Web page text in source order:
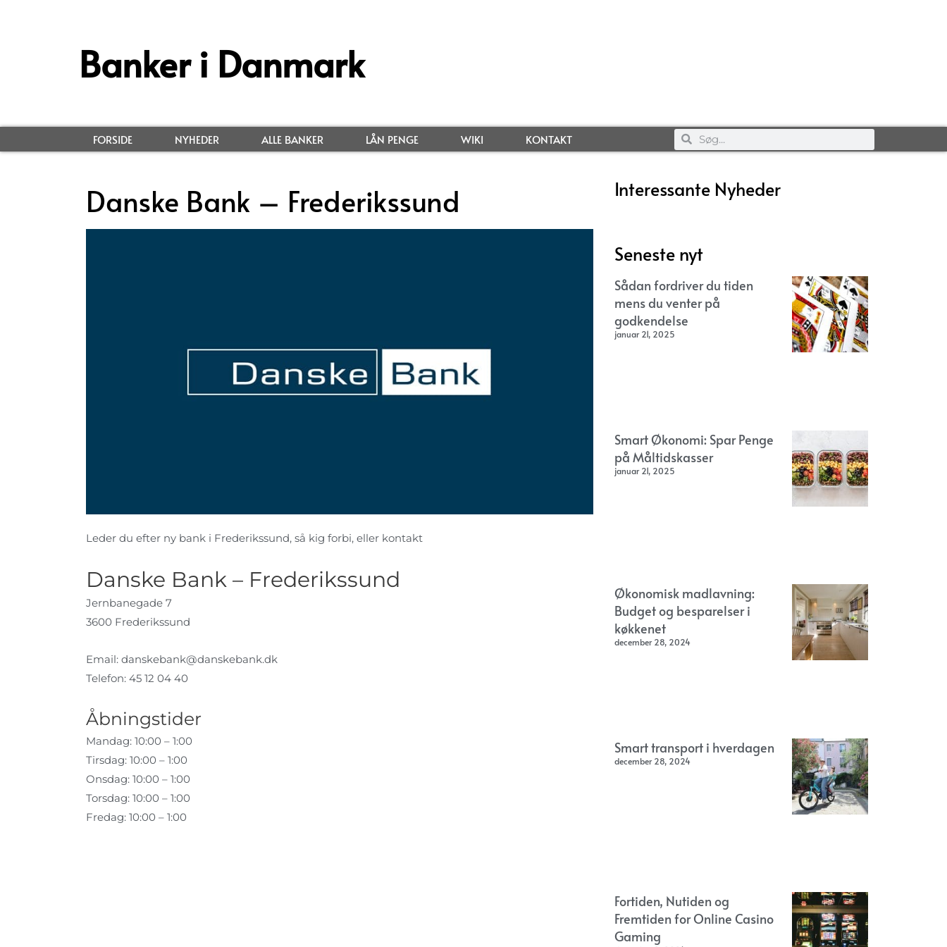
Banker i Danmark
FORSIDE NYHEDER ALLE BANKER LÅN PENGE WIKI KONTAKT
Danske Bank – Frederikssund
Leder du efter ny bank i Frederikssund, så kig forbi, eller kontakt
Danske Bank – Frederikssund
Jernbanegade 7
3600 Frederikssund
Email: danskebank@danskebank.dk
Telefon: 45 12 04 40
Åbningstider
Mandag: 10:00 – 1:00
Tirsdag: 10:00 – 1:00
Onsdag: 10:00 – 1:00
Torsdag: 10:00 – 1:00
Fredag: 10:00 – 1:00
Interessante Nyheder
Seneste nyt
Sådan fordriver du tiden
mens du venter på
godkendelse
januar 21, 2025
Smart Økonomi: Spar Penge
på Måltidskasser
januar 21, 2025
Økonomisk madlavning:
Budget og besparelser i
køkkenet
december 28, 2024
Smart transport i hverdagen
december 28, 2024
Fortiden, Nutiden og
Fremtiden for Online Casino
Gaming